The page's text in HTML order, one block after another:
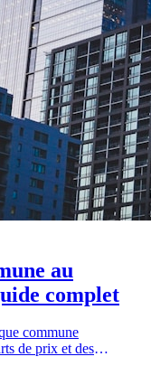
au
complet
commune
de prix et des